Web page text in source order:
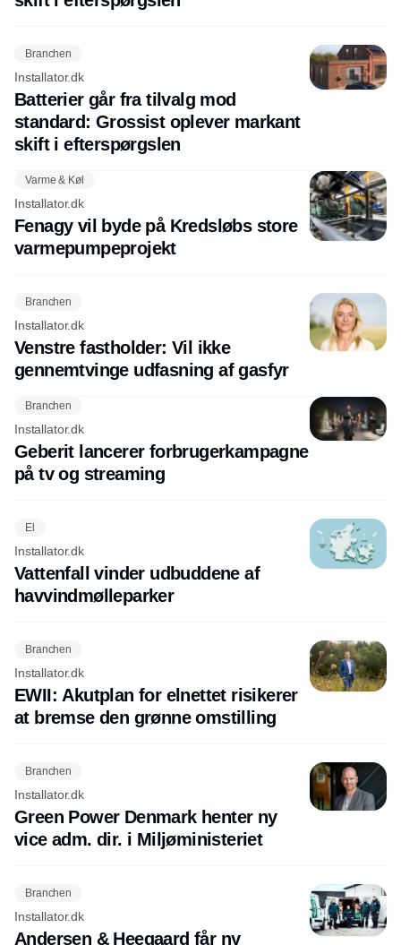
Branchen
Installator.dk
Batterier går fra tilvalg mod
standard: Grossist oplever markant
skift i efterspørgslen
Varme & Køl
Installator.dk
Fenagy vil byde på Kredsløbs store
varmepumpeprojekt
Branchen
Installator.dk
Venstre fastholder: Vil ikke
gennemtvinge udfasning af gasfyr
Branchen
Installator.dk
Geberit lancerer forbrugerkampagne
på tv og streaming
El
Installator.dk
Vattenfall vinder udbuddene af
havvindmølleparker
Branchen
Installator.dk
EWII: Akutplan for elnettet risikerer
at bremse den grønne omstilling
Branchen
Installator.dk
Green Power Denmark henter ny
vice adm. dir. i Miljøministeriet
Branchen
Installator.dk
Andersen & Heegaard får ny